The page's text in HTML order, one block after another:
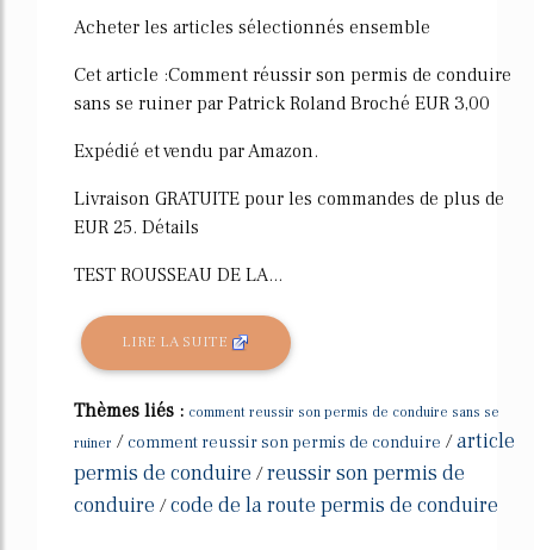
Acheter les articles sélectionnés ensemble
Cet article :Comment réussir son permis de conduire
sans se ruiner par Patrick Roland Broché EUR 3,00
Expédié et vendu par Amazon.
Livraison GRATUITE pour les commandes de plus de
EUR 25. Détails
TEST ROUSSEAU DE LA...
LIRE LA SUITE
Thèmes liés : comment reussir son permis de conduire sans se
ruiner / comment reussir son permis de conduire /article
permis de conduire /reussir son permis de
conduire /code de la route permis de conduire